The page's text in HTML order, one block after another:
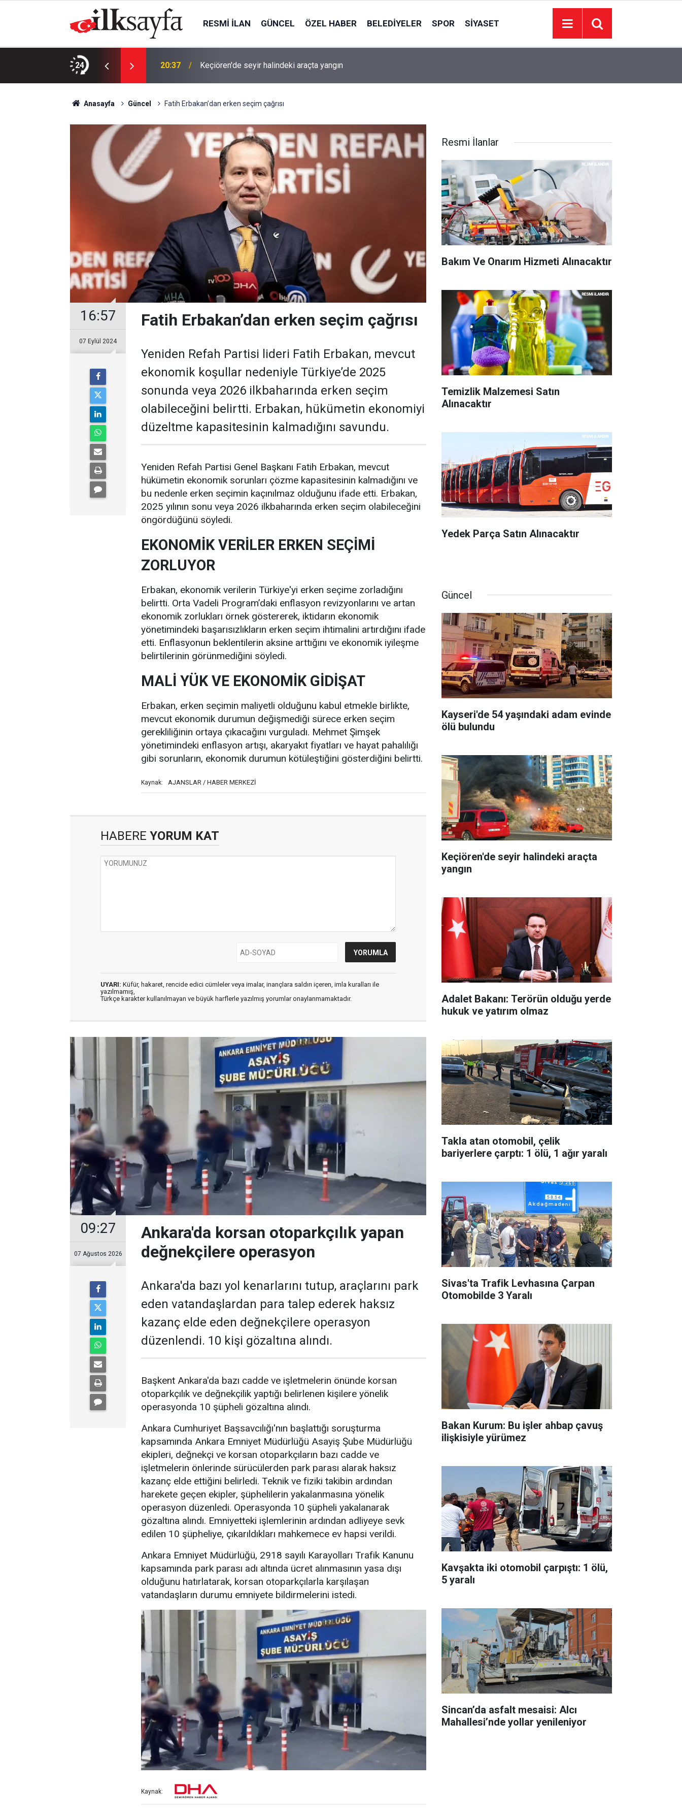
RESMI İLAN GÜNCEL ÖZEL HABER BELEDIYELER SPOR SIYASET
24 20:37 Keçiören'de seyir halindeki araçta yangın
Anasayfa Güncel Fatih Erbakan’dan erken seçim çağrısı
16:57
07 Eylül 2024
Fatih Erbakan’dan erken seçim çağrısı
Yeniden Refah Partisi lideri Fatih Erbakan, mevcut
ekonomik koşullar nedeniyle Türkiye’de 2025
sonunda veya 2026 ilkbaharında erken seçim
olabileceğini belirtti. Erbakan, hükümetin ekonomiyi
düzeltme kapasitesinin kalmadığını savundu.
Yeniden Refah Partisi Genel Başkanı Fatih Erbakan, mevcut
hükümetin ekonomik sorunları çözme kapasitesinin kalmadığını ve
bu nedenle erken seçimin kaçınılmaz olduğunu ifade etti. Erbakan,
2025 yılının sonu veya 2026 ilkbaharında erken seçim olabileceğini
öngördüğünü söyledi.
EKONOMİK VERİLER ERKEN SEÇİMİ
ZORLUYOR
Erbakan, ekonomik verilerin Türkiye'yi erken seçime zorladığını
belirtti. Orta Vadeli Program’daki enflasyon revizyonlarını ve artan
ekonomik zorlukları örnek göstererek, iktidarın ekonomik
yönetimindeki başarısızlıkların erken seçim ihtimalini artırdığını ifade
etti. Enflasyonun beklentilerin aksine arttığını ve ekonomik iyileşme
belirtilerinin görünmediğini söyledi.
MALİ YÜK VE EKONOMİK GİDİŞAT
Erbakan, erken seçimin maliyetli olduğunu kabul etmekle birlikte,
mevcut ekonomik durumun değişmediği sürece erken seçim
gerekliliğinin ortaya çıkacağını vurguladı. Mehmet Şimşek
yönetimindeki enflasyon artışı, akaryakıt fiyatları ve hayat pahalılığı
gibi sorunların, ekonomik durumun kötüleştiğini gösterdiğini belirtti.
Kaynak: AJANSLAR / HABER MERKEZİ
HABERE YORUM KAT
UYARI: Küfür, hakaret, rencide edici cümleler veya imalar, inançlara saldırı içeren, imla kuralları ile
yazılmamış,
Türkçe karakter kullanılmayan ve büyük harflerle yazılmış yorumlar onaylanmamaktadır.
09:27
07 Ağustos 2026
Ankara'da korsan otoparkçılık yapan
değnekçilere operasyon
Ankara'da bazı yol kenarlarını tutup, araçlarını park
eden vatandaşlardan para talep ederek haksız
kazanç elde eden değnekçilere operasyon
düzenlendi. 10 kişi gözaltına alındı.
Başkent Ankara'da bazı cadde ve işletmelerin önünde korsan
otoparkçılık ve değnekçilik yaptığı belirlenen kişilere yönelik
operasyonda 10 şüpheli gözaltına alındı.
Ankara Cumhuriyet Başsavcılığı'nın başlattığı soruşturma
kapsamında Ankara Emniyet Müdürlüğü Asayiş Şube Müdürlüğü
ekipleri, değnekçi ve korsan otoparkçıların bazı cadde ve
işletmelerin önlerinde sürücülerden park parası alarak haksız
kazanç elde ettiğini belirledi. Teknik ve fiziki takibin ardından
harekete geçen ekipler, şüphelilerin yakalanmasına yönelik
operasyon düzenledi. Operasyonda 10 şüpheli yakalanarak
gözaltına alındı. Emniyetteki işlemlerinin ardından adliyeye sevk
edilen 10 şüpheliye, çıkarıldıkları mahkemece ev hapsi verildi.
Ankara Emniyet Müdürlüğü, 2918 sayılı Karayolları Trafik Kanunu
kapsamında park parası adı altında ücret alınmasının yasa dışı
olduğunu hatırlatarak, korsan otoparkçılarla karşılaşan
vatandaşların durumu emniyete bildirmelerini istedi.
Kaynak:
Resmi İlanlar
Bakım Ve Onarım Hizmeti Alınacaktır
Temizlik Malzemesi Satın
Alınacaktır
Yedek Parça Satın Alınacaktır
Güncel
Kayseri'de 54 yaşındaki adam evinde
ölü bulundu
Keçiören'de seyir halindeki araçta
yangın
Adalet Bakanı: Terörün olduğu yerde
hukuk ve yatırım olmaz
Takla atan otomobil, çelik
bariyerlere çarptı: 1 ölü, 1 ağır yaralı
Sivas'ta Trafik Levhasına Çarpan
Otomobilde 3 Yaralı
Bakan Kurum: Bu işler ahbap çavuş
ilişkisiyle yürümez
Kavşakta iki otomobil çarpıştı: 1 ölü,
5 yaralı
Sincan’da asfalt mesaisi: Alcı
Mahallesi’nde yollar yenileniyor